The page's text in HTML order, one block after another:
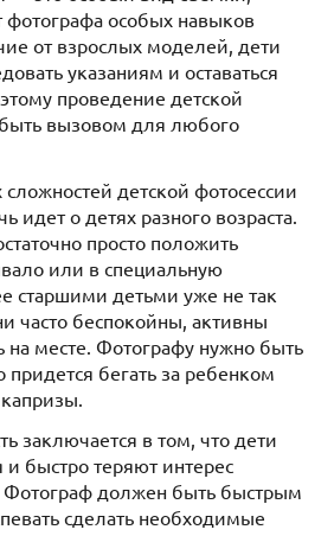
фотографа особых навыков
от взрослых моделей, дети
указаниям и оставаться
проведение детской
вызовом для любого
детской фотосессии
идет о детях разного возраста.
просто положить
или в специальную
старшими детьми уже не так
часто беспокойны, активны
на месте. Фотографу нужно быть
придется бегать за ребенком
заключается в том, что дети
быстро теряют интерес
Фотограф должен быть быстрым
сделать необходимые